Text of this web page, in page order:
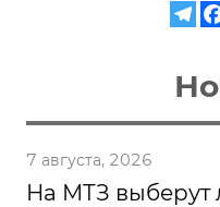
7 августа, 2026
На МТЗ